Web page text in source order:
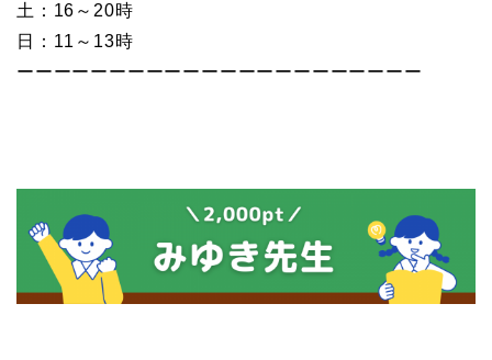
土：16～20時
日：11～13時
ーーーーーーーーーーーーーーーーーーーーーー